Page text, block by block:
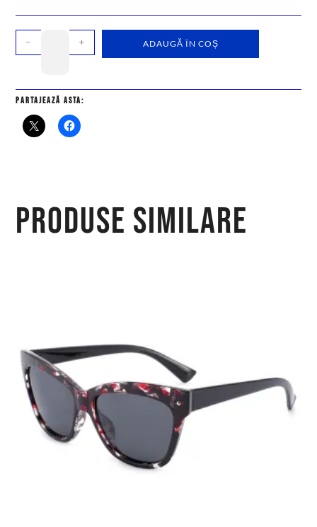
- + ADAUGĂ ÎN COȘ
Partajează asta:
Produse similare